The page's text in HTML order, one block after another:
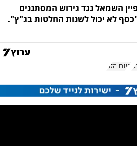
השמאל נגד גירוש המסתננים
לא יכול לשנות החלטות בג"ץ".
היום הזה